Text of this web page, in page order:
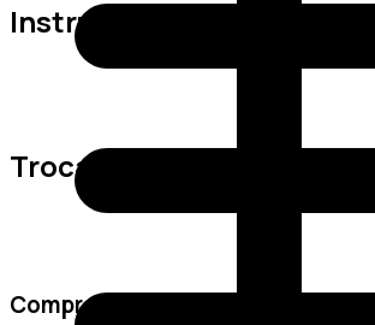
Instruções de Lavagem
Trocas e Devoluções
Comprar conjunto